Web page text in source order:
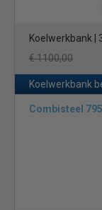
Koelwerkbank |
€ 1100,00
Koelwerkbank
Combisteel